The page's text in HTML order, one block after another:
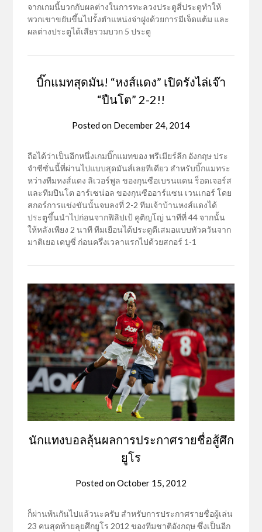
จากเกมนี้บวกกับผลต่างในการทะลวงประตูสี่ประตูทำให้
พวกเขาขยับขึ้นไปรั้งตำแหน่งจ่าฝูงด้วยการมีเจ็ดแต้ม และ
ผลต่างประตูได้เสียรวมบวก 5 ประตู
บิ๊กแมทสุดมัน! “หงส์แดง” เปิดรังไล่เจ๊า
“ปืนโต” 2-2!!
Posted on December 24, 2014
ถือได้ว่าเป็นอีกหนึ่งเกมบิ๊กแมทของ พรีเมียร์ลีก อังกฤษ ประ
จำซีซั่นนี้ที่ผ่านไปแบบสุดมันส์เลยทีเดียว สำหรับบิ๊กแมทระ
หว่างทีมหงส์แดง ลิเวอร์พูล ของกุนซือเบรนแดน ร็อดเจอร์ส
และทีมปืนโต อาร์เซน่อล ของกุนซืออาร์แซน เวนเกอร์ โดย
สกอร์การแข่งขันนั้นจบลงที่ 2-2 ทีมเจ้าบ้านหงส์แดงได้
ประตูขึ้นนำไปก่อนจากฟิลิปเป้ คูติญโญ่ นาทีที่ 44 จากนั้น
ให้หลังเพียง 2 นาที ทีมเยือนได้ประตูตีเสมอแบบทัวควันจาก
มาติเยอ เดบูซี่ ก่อนครึ่งเวลาแรกไปด้วยสกอร์ 1-1
นักแทงบอลลุ้นผลการประกาศรายชื่อสู้ศึก
ยูโร
Posted onOctober 15, 2012
ก็ผ่านพ้นกันไปแล้วนะครับ สำหรับการประกาศรายชื่อผู้เล่น
23 คนสุดท้ายลุยศึกยูโร 2012 ของทีมชาติอังกฤษ ซึ่งเป็นอีก